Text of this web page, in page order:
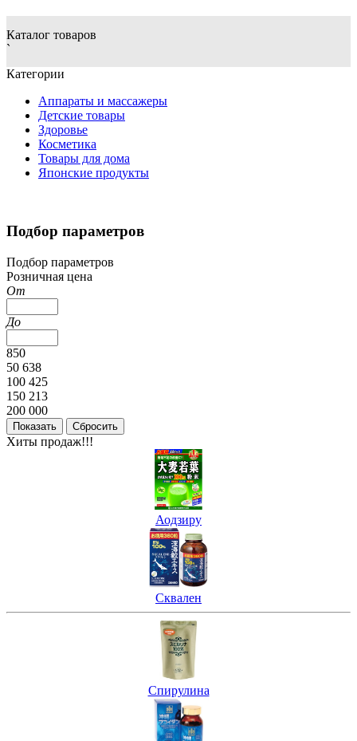
Каталог товаров
`
Категории
Аппараты и массажеры
Детские товары
Здоровье
Косметика
Товары для дома
Японские продукты
Подбор параметров
Подбор параметров
Розничная цена
От
До
850
50 638
100 425
150 213
200 000
Хиты продаж!!!
Аодзиру
Сквален
Спирулина